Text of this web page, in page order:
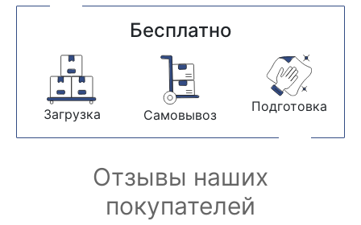
Бесплатно
Загрузка Самовывоз
Подготовка
Отзывы наших
покупателей